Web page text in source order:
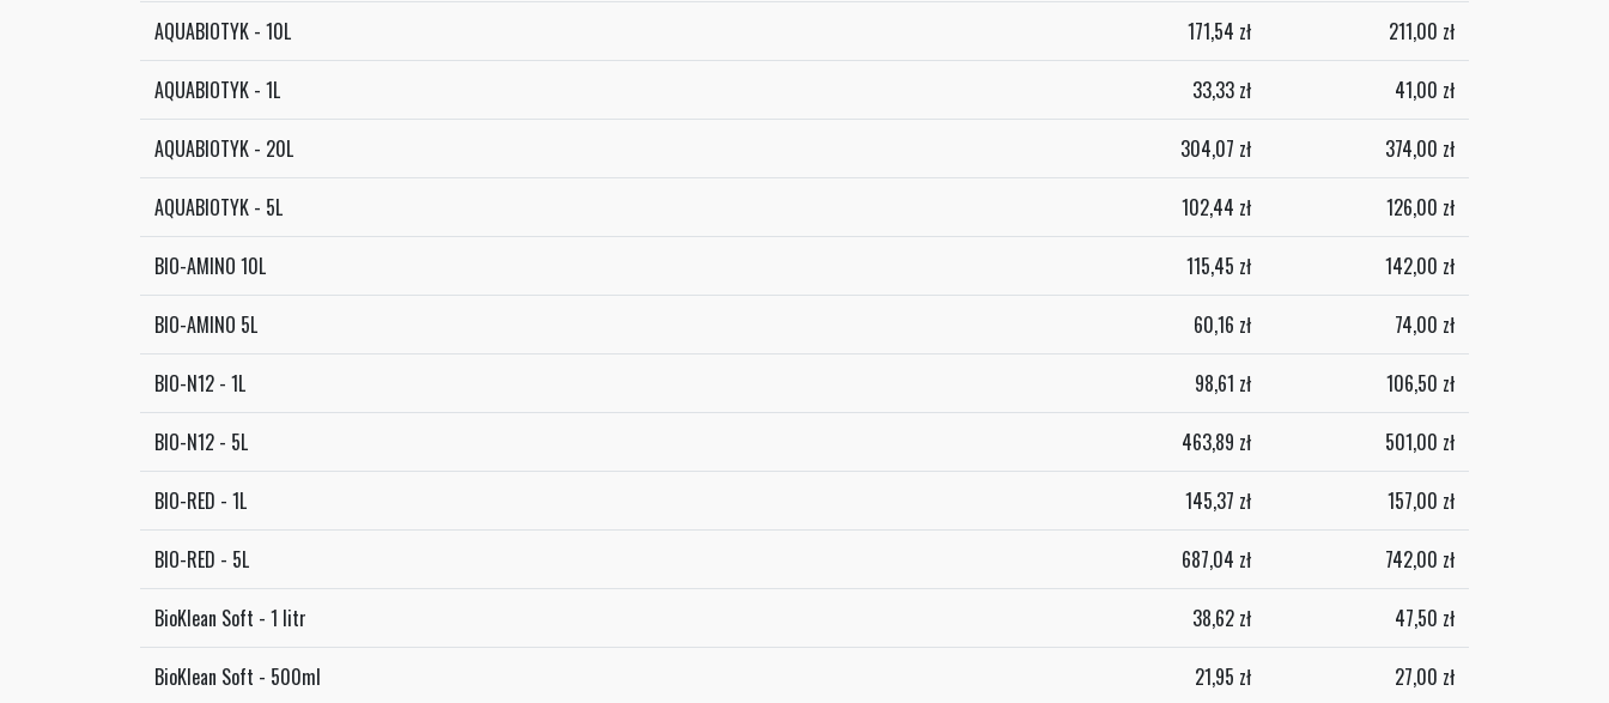
AQUABIOTYK - 10L 171,54 zł 211,00 zł
AQUABIOTYK - 1L 33,33 zł 41,00 zł
AQUABIOTYK - 20L 304,07 zł 374,00 zł
AQUABIOTYK - 5L 102,44 zł 126,00 zł
BIO-AMINO 10L 115,45 zł 142,00 zł
BIO-AMINO 5L 60,16 zł 74,00 zł
BIO-N12 - 1L 98,61 zł 106,50 zł
BIO-N12 - 5L 463,89 zł 501,00 zł
BIO-RED - 1L 145,37 zł 157,00 zł
BIO-RED - 5L 687,04 zł 742,00 zł
BioKlean Soft - 1 litr 38,62 zł 47,50 zł
BioKlean Soft - 500ml 21,95 zł 27,00 zł